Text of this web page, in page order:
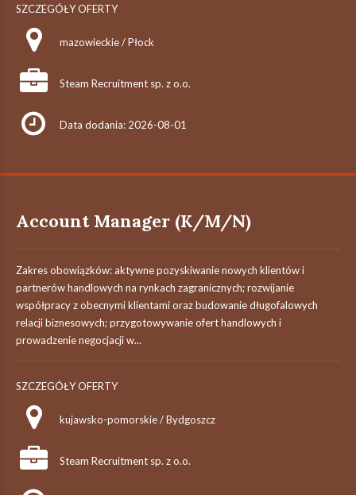
SZCZEGÓŁY OFERTY
mazowieckie / Płock
Steam Recruitment sp. z o.o.
Data dodania: 2026-08-01
Account Manager (K/M/N)
Zakres obowiązków: aktywne pozyskiwanie nowych klientów i
partnerów handlowych na rynkach zagranicznych; rozwijanie
współpracy z obecnymi klientami oraz budowanie długofalowych
relacji biznesowych; przygotowywanie ofert handlowych i
prowadzenie negocjacji w...
SZCZEGÓŁY OFERTY
kujawsko-pomorskie / Bydgoszcz
Steam Recruitment sp. z o.o.